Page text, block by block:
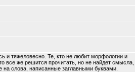
и тяжеловесно. Те, кто не любит морфологии и
все же решится прочитать, но не найдет смысла,
на слова, написанные заглавными буквами.